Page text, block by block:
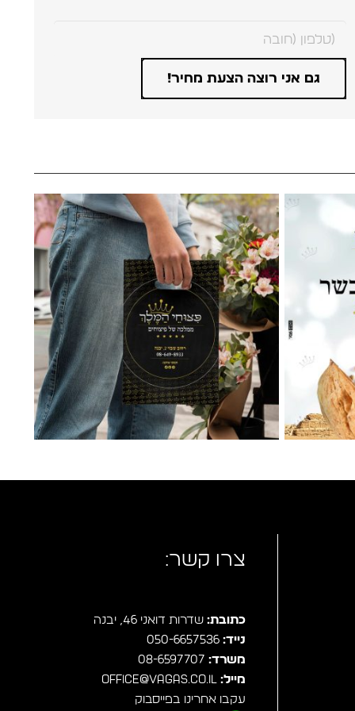
צרו קשר:
כתובת: שדרות דואני 46, יבנה
נייד: 050-6657536
משרד: 08-6597707
מייל: office@vagas.co.il
עקבו אחרינו בפייסבוק